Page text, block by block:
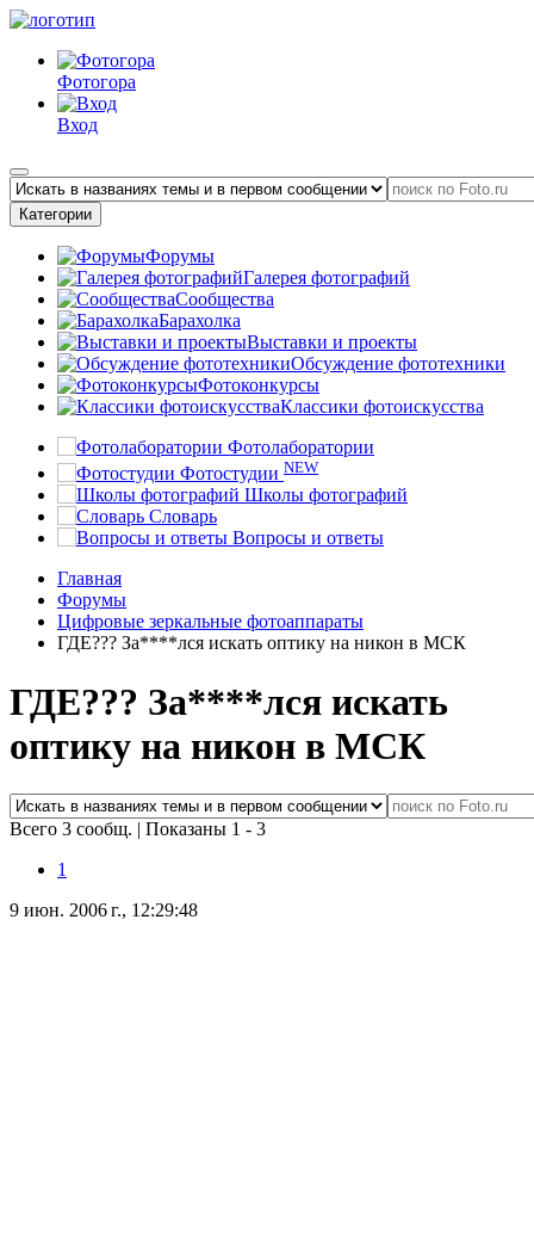
Фотогора
Вход
Категории
Форумы
Галерея фотографий
Сообщества
Барахолка
Выставки и проекты
Обсуждение фототехники
Фотоконкурсы
Классики фотоискусства
Фотолаборатории
Фотостудии NEW
Школы фотографий
Словарь
Вопросы и ответы
Главная
Форумы
Цифровые зеркальные фотоаппараты
ГДЕ??? За****лся искать оптику на никон в МСК
ГДЕ??? За****лся искать
оптику на никон в МСК
Всего 3 сообщ. | Показаны 1 - 3
1
9 июн. 2006 г., 12:29:48